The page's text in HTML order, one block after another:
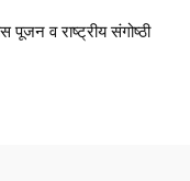
पूजन व राष्ट्रीय संगोष्ठी